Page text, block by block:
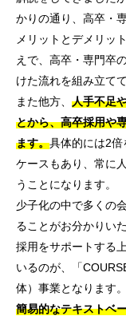
かりの通り、高卒・
メリットとデメリッ
えで、高卒・専門卒
けた流れを組み立て
また他方、 人手不足
とから、高卒採用や
ます。具体的には2
ケースもあり、常に
うことになります。
少子化の中で多くの
ることがお分かりい
採用をサポートする
いるのが、「
体）事業となります。
簡易的なテキストベ